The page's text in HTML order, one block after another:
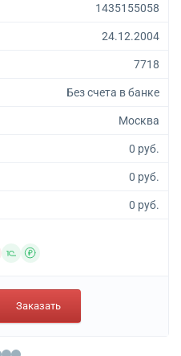
1435155058
24.12.2004
7718
Без счета в банке
Москва
0 руб.
0 руб.
0 руб.
Заказать